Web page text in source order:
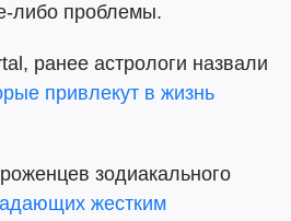
либо проблемы.
ранее астрологи назвали
привлекут в жизнь
зодиакального
жестким